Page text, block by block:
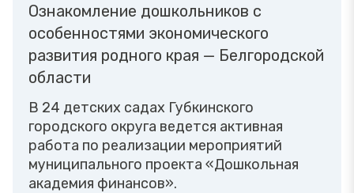
Ознакомление дошкольников с
особенностями экономического
развития родного края — Белгородской
области
В 24 детских садах Губкинского
городского округа ведется активная
работа по реализации мероприятий
муниципального проекта «Дошкольная
академия финансов».